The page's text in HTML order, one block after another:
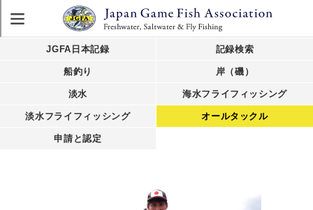
JGFA日本記録 記録検索
船釣り 岸（磯）
淡水 海水フライフィッシング
淡水フライフィッシング オールタックル
申請と認定